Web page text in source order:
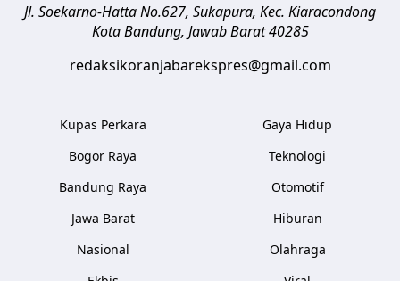
Jl. Soekarno-Hatta No.627, Sukapura, Kec. Kiaracondong
Kota Bandung, Jawab Barat 40285
redaksikoranjabarekspres@gmail.com
Kupas Perkara
Bogor Raya
Bandung Raya
Jawa Barat
Nasional
Gaya Hidup
Teknologi
Otomotif
Hiburan
Olahraga